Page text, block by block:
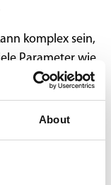
About
komplex sein,
Parameter wie
abwägen.
für